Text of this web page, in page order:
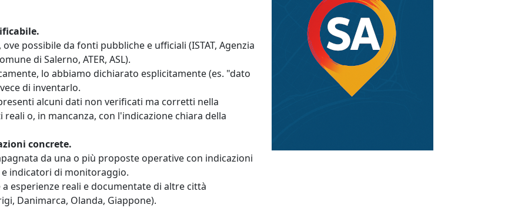
possibile da fonti pubbliche e ufficiali (ISTAT, Agenzia
di Salerno, ATER, ASL).
lo abbiamo dichiarato esplicitamente (es. "dato
di inventarlo.
alcuni dati non verificati ma corretti nella
o, in mancanza, con l'indicazione chiara della
concrete.
da una o più proposte operative con indicazioni
indicatori di monitoraggio.
esperienze reali e documentate di altre città
Danimarca, Olanda, Giappone).